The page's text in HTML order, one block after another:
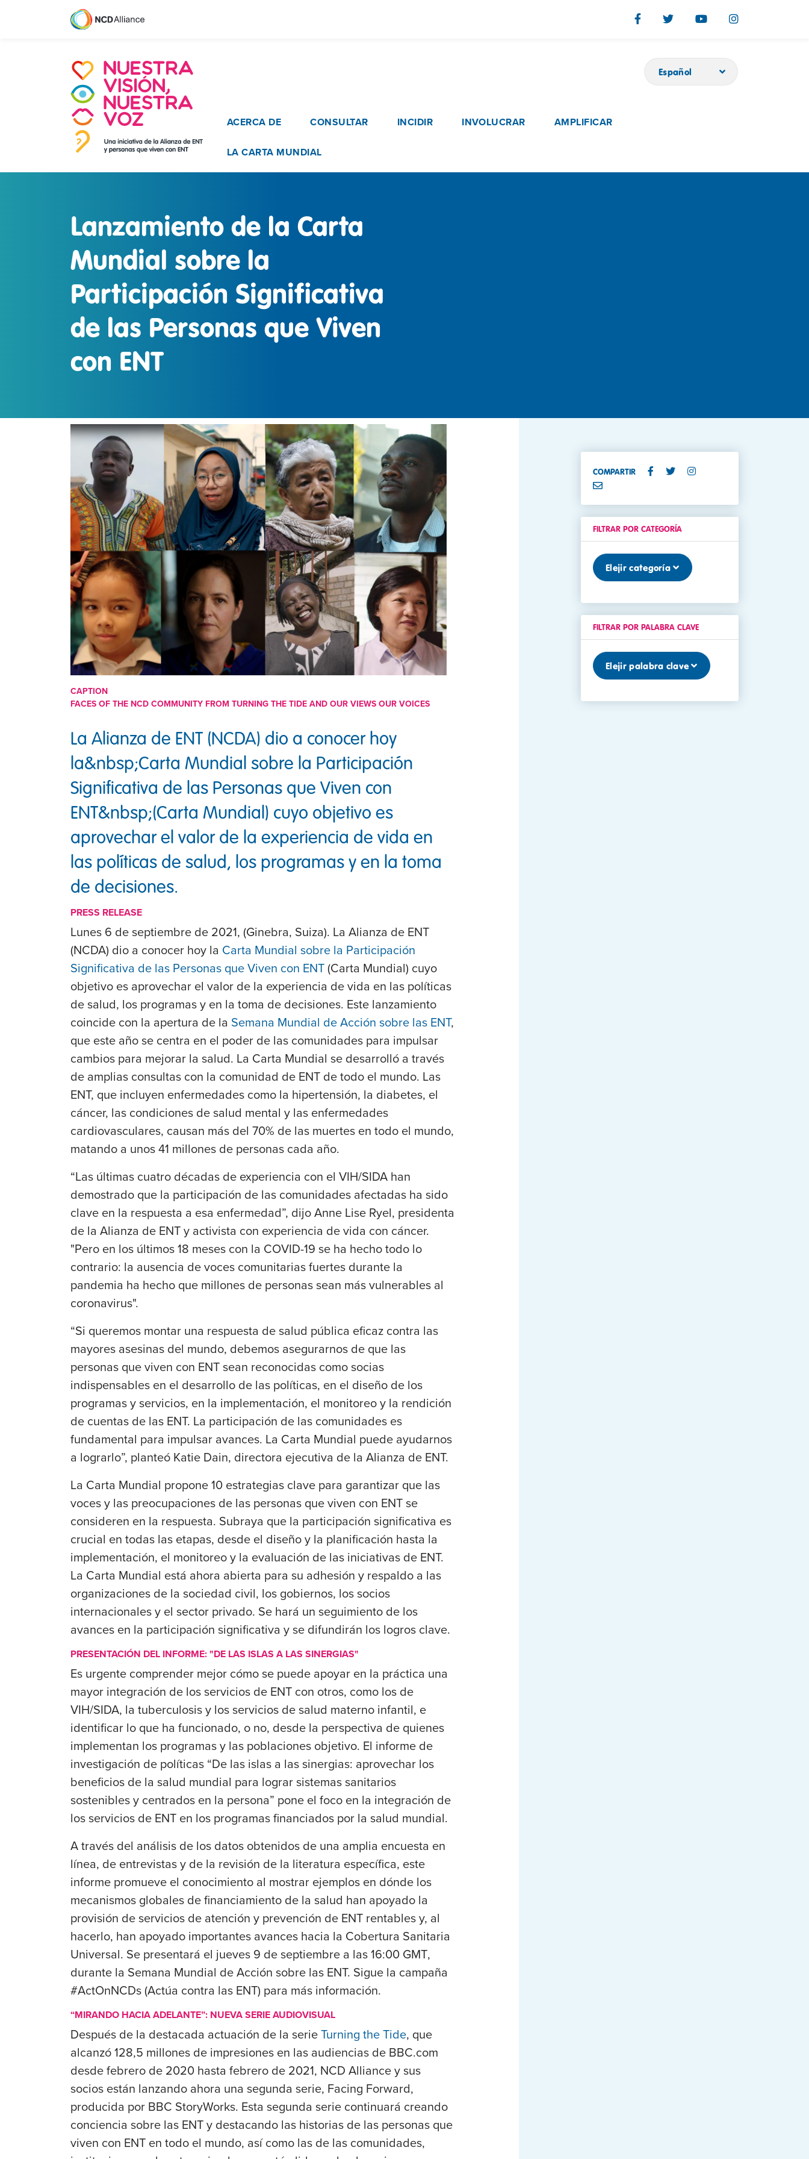
Español
Main navigation
ACERCA DE CONSULTAR INCIDIR INVOLUCRAR AMPLIFICAR
LA CARTA MUNDIAL
Lanzamiento de la Carta
Mundial sobre la
Participación Significativa
de las Personas que Viven
con ENT
IMAGEN
CAPTION
FACES OF THE NCD COMMUNITY FROM TURNING THE TIDE AND OUR VIEWS OUR VOICES
La Alianza de ENT (NCDA) dio a conocer hoy
la&nbsp;Carta Mundial sobre la Participación
Significativa de las Personas que Viven con
ENT&nbsp;(Carta Mundial) cuyo objetivo es
aprovechar el valor de la experiencia de vida en
las políticas de salud, los programas y en la toma
de decisiones.
PRESS RELEASE
Lunes 6 de septiembre de 2021, (Ginebra, Suiza). La Alianza de ENT
(NCDA) dio a conocer hoy la Carta Mundial sobre la Participación
Significativa de las Personas que Viven con ENT (Carta Mundial) cuyo
objetivo es aprovechar el valor de la experiencia de vida en las políticas
de salud, los programas y en la toma de decisiones. Este lanzamiento
coincide con la apertura de la Semana Mundial de Acción sobre las ENT,
que este año se centra en el poder de las comunidades para impulsar
cambios para mejorar la salud. La Carta Mundial se desarrolló a través
de amplias consultas con la comunidad de ENT de todo el mundo. Las
ENT, que incluyen enfermedades como la hipertensión, la diabetes, el
cáncer, las condiciones de salud mental y las enfermedades
cardiovasculares, causan más del 70% de las muertes en todo el mundo,
matando a unos 41 millones de personas cada año.
“Las últimas cuatro décadas de experiencia con el VIH/SIDA han
demostrado que la participación de las comunidades afectadas ha sido
clave en la respuesta a esa enfermedad”, dijo Anne Lise Ryel, presidenta
de la Alianza de ENT y activista con experiencia de vida con cáncer.
"Pero en los últimos 18 meses con la COVID-19 se ha hecho todo lo
contrario: la ausencia de voces comunitarias fuertes durante la
pandemia ha hecho que millones de personas sean más vulnerables al
coronavirus".
“Si queremos montar una respuesta de salud pública eficaz contra las
mayores asesinas del mundo, debemos asegurarnos de que las
personas que viven con ENT sean reconocidas como socias
indispensables en el desarrollo de las políticas, en el diseño de los
programas y servicios, en la implementación, el monitoreo y la rendición
de cuentas de las ENT. La participación de las comunidades es
fundamental para impulsar avances. La Carta Mundial puede ayudarnos
a lograrlo”, planteó Katie Dain, directora ejecutiva de la Alianza de ENT.
La Carta Mundial propone 10 estrategias clave para garantizar que las
voces y las preocupaciones de las personas que viven con ENT se
consideren en la respuesta. Subraya que la participación significativa es
crucial en todas las etapas, desde el diseño y la planificación hasta la
implementación, el monitoreo y la evaluación de las iniciativas de ENT.
La Carta Mundial está ahora abierta para su adhesión y respaldo a las
organizaciones de la sociedad civil, los gobiernos, los socios
internacionales y el sector privado. Se hará un seguimiento de los
avances en la participación significativa y se difundirán los logros clave.
PRESENTACIÓN DEL INFORME: "DE LAS ISLAS A LAS SINERGIAS"
Es urgente comprender mejor cómo se puede apoyar en la práctica una
mayor integración de los servicios de ENT con otros, como los de
VIH/SIDA, la tuberculosis y los servicios de salud materno infantil, e
identificar lo que ha funcionado, o no, desde la perspectiva de quienes
implementan los programas y las poblaciones objetivo. El informe de
investigación de políticas “De las islas a las sinergias: aprovechar los
beneficios de la salud mundial para lograr sistemas sanitarios
sostenibles y centrados en la persona” pone el foco en la integración de
los servicios de ENT en los programas financiados por la salud mundial.
A través del análisis de los datos obtenidos de una amplia encuesta en
línea, de entrevistas y de la revisión de la literatura específica, este
informe promueve el conocimiento al mostrar ejemplos en dónde los
mecanismos globales de financiamiento de la salud han apoyado la
provisión de servicios de atención y prevención de ENT rentables y, al
hacerlo, han apoyado importantes avances hacia la Cobertura Sanitaria
Universal. Se presentará el jueves 9 de septiembre a las 16:00 GMT,
durante la Semana Mundial de Acción sobre las ENT. Sigue la campaña
#ActOnNCDs (Actúa contra las ENT) para más información.
“MIRANDO HACIA ADELANTE”: NUEVA SERIE AUDIOVISUAL
Después de la destacada actuación de la serie Turning the Tide, que
alcanzó 128,5 millones de impresiones en las audiencias de BBC.com
desde febrero de 2020 hasta febrero de 2021, NCD Alliance y sus
socios están lanzando ahora una segunda serie, Facing Forward,
producida por BBC StoryWorks. Esta segunda serie continuará creando
conciencia sobre las ENT y destacando las historias de las personas que
viven con ENT en todo el mundo, así como las de las comunidades,
COMPARTIR
FILTRAR POR CATEGORÍA
Elejir categoría
FILTRAR POR PALABRA CLAVE
Elejir palabra clave